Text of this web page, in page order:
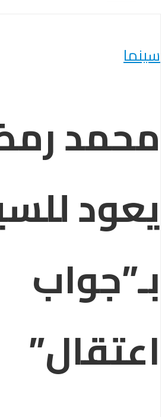
سينما
محمد
يعود
بـ”جواب
اعتقال”